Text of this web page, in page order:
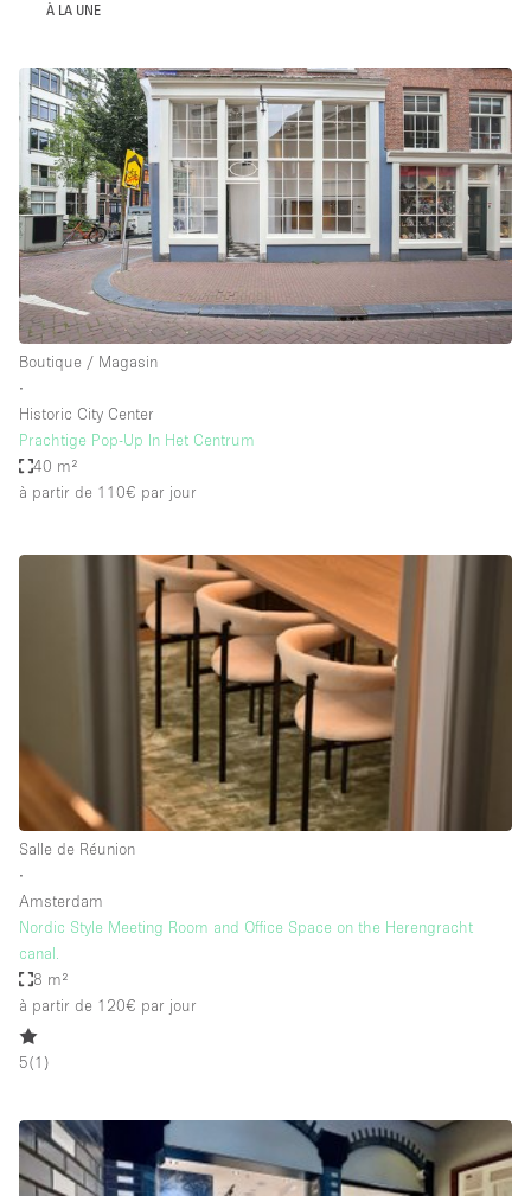
Galerie d'art
Lobby / Accueil
Maison / Villa / Hôtel Particulier
Restaurant / Bar / Café
Rooftop
Salle
Salle de Conférence
Salle de Réunion
Salon Beauté / Coiffure
Studio Photo / Tournage
Étal de Marché
Caractéristiques de l'espace
Accès aux handicapés
Air conditionné
Animals Friendly
Ascenseur
Bar
Cabines d'essayage
Comptoir
Cuisine
Espace Avec Vue
Espace Brut
À LA UNE
Boutique / Magasin
∙
Historic City Center
Prachtige Pop-Up In Het Centrum
40 m²
à partir de 110€ par jour
Salle de Réunion
∙
Amsterdam
Nordic Style Meeting Room and Office Space on the Herengracht
canal.
8 m²
à partir de 120€ par jour
5(1 )